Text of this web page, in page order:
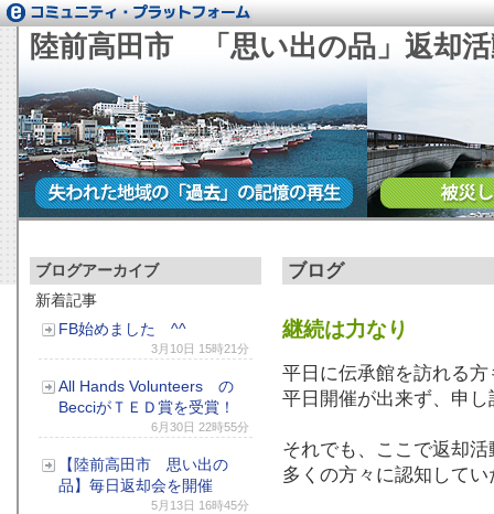
陸前高田市 「思い出の品」返却
ブログ
継続は力なり
平日に伝承館を訪れる方
平日開催が出来ず、申
それでも、ここで返却
多くの方々に認知して
ブログアーカイブ
新着記事
FB始めました ^^
3月10日 15時21分
All Hands Volunteers の
BecciがＴＥＤ賞を受賞！
6月30日 22時55分
【陸前高田市 思い出の
品】毎日返却会を開催
5月13日 16時45分